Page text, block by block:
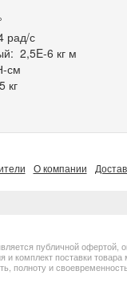
рад/с
2,5E-6 кг м
см
кг
О компании
публичной офертой,
комплект поставки
полноту и